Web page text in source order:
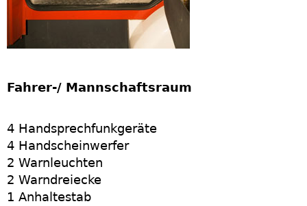
Fahrer-/ Mannschaftsraum
4 Handsprechfunkgeräte
4 Handscheinwerfer
2 Warnleuchten
2 Warndreiecke
1 Anhaltestab